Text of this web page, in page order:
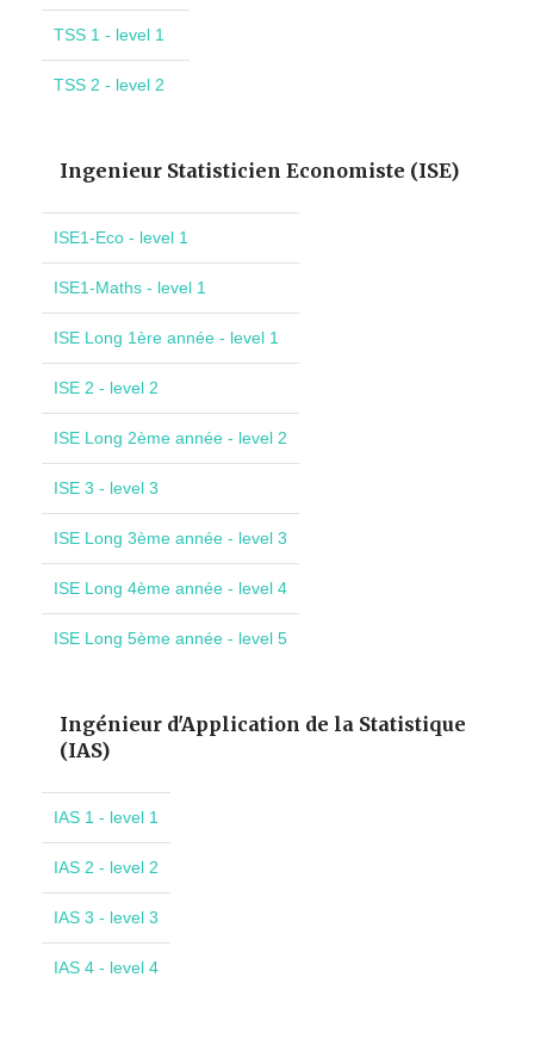
TSS 1 - level 1
TSS 2 - level 2
Ingenieur Statisticien Economiste (ISE)
ISE1-Eco - level 1
ISE1-Maths - level 1
ISE Long 1ère année - level 1
ISE 2 - level 2
ISE Long 2ème année - level 2
ISE 3 - level 3
ISE Long 3ème année - level 3
ISE Long 4ème année - level 4
ISE Long 5ème année - level 5
Ingénieur d'Application de la Statistique
(IAS)
IAS 1 - level 1
IAS 2 - level 2
IAS 3 - level 3
IAS 4 - level 4